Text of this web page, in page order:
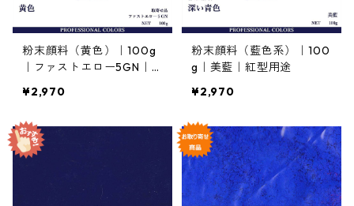
粉末顔料（黄色）｜100g
｜ファストエロー5GN｜
¥2,970
粉末顔料（藍色系）｜100
g｜美藍｜紅型用途
¥2,970